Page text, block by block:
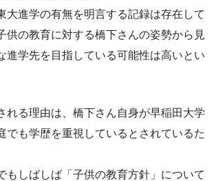
大進学の有無を明言する記録は存在して
供の教育に対する橋下さんの姿勢から見
進学先を目指している可能性は高いとい
れる理由は、橋下さん自身が早稲田大学
でも学歴を重視しているとされているた
もしばしば「子供の教育方針」について